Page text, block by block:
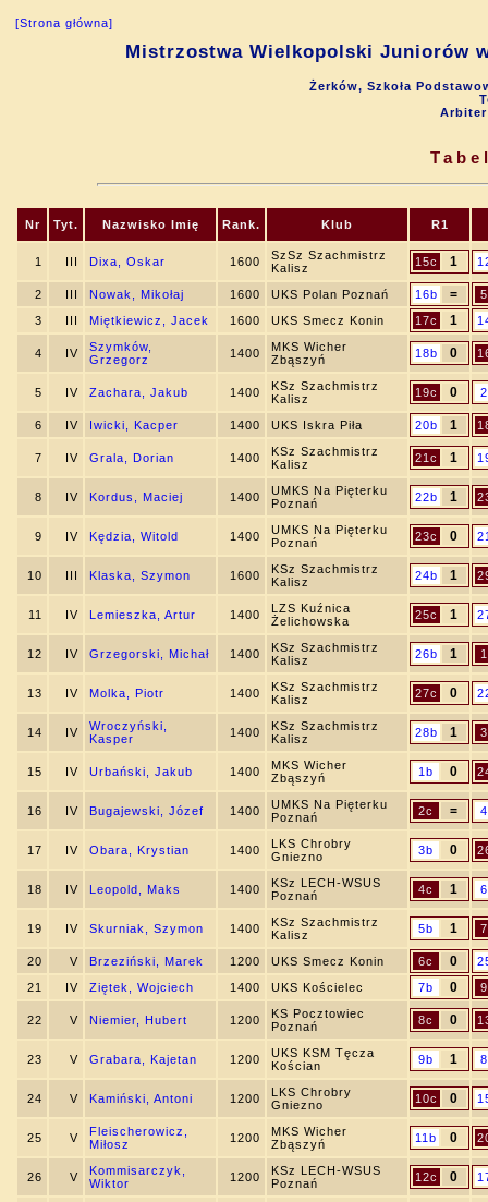
[Strona główna]
Mistrzostwa Wielkopolski Juniorów
Żerków, Szkoła
Nr Tyt. Nazwisko Imię Rank. Klub R1
1 III Dixa, Oskar 1600
SzSz Szachmistrz
Kalisz
15c 1
2 III Nowak, Mikołaj 1600 UKS Polan Poznań 16b =
3
III Miętkiewicz, Jacek 1600 UKS Smecz Konin 17c 1
4 IV
Szymków,
Grzegorz
1400
MKS Wicher
Zbąszyń
18b 0
5 IV Zachara, Jakub 1400
KSz Szachmistrz
Kalisz
19c 0
6 IV Iwicki, Kacper 1400 UKS Iskra Piła 20b 1
7 IV Grala, Dorian 1400
KSz Szachmistrz
Kalisz
21c 1
8 IV Kordus, Maciej 1400
UMKS Na Pięterku
Poznań
22b 1
9 IV Kędzia, Witold 1400
UMKS Na Pięterku
Poznań
23c 0
10 III Klaska, Szymon 1600
KSz Szachmistrz
Kalisz
24b 1
11 IV Lemieszka, Artur 1400
LZS Kuźnica
Żelichowska
25c 1
12 IV Grzegorski, Michał 1400
KSz Szachmistrz
Kalisz
26b 1
13 IV Molka, Piotr 1400
KSz Szachmistrz
Kalisz
27c 0
14 IV
Wroczyński,
Kasper
1400
KSz Szachmistrz
Kalisz
28b 1
15 IV Urbański, Jakub 1400
MKS Wicher
Zbąszyń
1b 0
16 IV Bugajewski, Józef 1400
UMKS Na Pięterku
Poznań
2c =
17 IV Obara, Krystian 1400
LKS Chrobry
Gniezno
3b 0
18 IV Leopold, Maks 1400
KSz LECH-WSUS
Poznań
4c 1
19 IV Skurniak, Szymon 1400
KSz Szachmistrz
Kalisz
5b 1
20 V Brzeziński, Marek 1200 UKS Smecz Konin 6c 0
21
IV Ziętek, Wojciech 1400 UKS Kościelec 7b 0
22 V Niemier, Hubert 1200
KS Pocztowiec
Poznań
8c 0
23 V Grabara, Kajetan 1200
UKS KSM Tęcza
Kościan
9b 1
24 V Kamiński, Antoni 1200
LKS Chrobry
Gniezno
10c 0
25 V
Fleischerowicz,
Miłosz
1200
MKS Wicher
Zbąszyń
11b 0
26 V
Kommisarczyk,
Wiktor
1200
KSz LECH-WSUS
Poznań
12c 0